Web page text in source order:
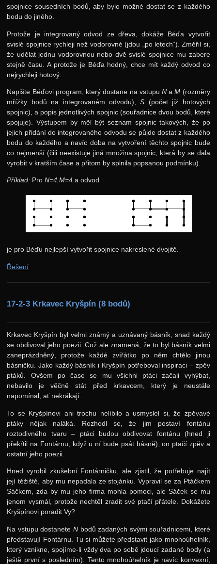
spojnice sousedních bodů, aby bylo možné dostat se z každého
bodu do jiného.
Protože je integrovaný odvod ze dřeva, dokáže Béďa vytvořit
svislé spojnice rychleji než vodorovné (jdou „po letech“). Změřil si,
že udělat jednu vodorovnou nebo dvě svislé spojnice mu zabere
stejně času. A protože je Béďa hodný, chce mít každý odvod co
nejrychleji hotový.
Napište Béďovi program, který dostane na vstupu NaM (rozměry
mřížky bodů na integrovaném odvodu),S (počet již hotových
spojnic), a popis jednotlivých spojnic (souřadnice dvou bodů, které
spojuje). Výstupem by měl být seznam spojnic takových, že po
jejich přidání do integrovaného odvodu se půjde dostat z každého
bodu do každého a navíc doba na vytvoření těchto spojnic bude
co nejmenší (čili neexistuje jiná množina spojnic, která by se dala
vyrobit v kratším čase a přitom by splnila popsanou podmínku).
Příklad: ProN=4,M=4 a odvod
je pro Béďu nejlepší vytvořit spojnice nakreslené dvojitě.
Řešení
17-2-3 Krkavec Kryšpín (8 bodů)
Krkavec Kryšpín byl velmi známý a uznávaný básník, snad každý
se obdivoval jeho poezii. Což ale znamená, že to byl básník velmi
zaneprázdněný, protože každé zvířátko po něm chtělo jinou
básničku. Jako každý básník i Kryšpín potřeboval inspiraci – zpěv
ptáků. Ovšem po čase se mu všichni ptáci začali vyhýbat,
nebavilo je věčně stát před krkavcem, který je neustále
napomínal, ať nekrákají.
To se Kryšpínovi ani trochu nelíbilo a usmyslel si, že zpěvavé
ptáky nějak naláká. Rozhodl se, že jim postaví fontánu
roztodivného tvaru – ptáci budou obdivovat fontánu (hned ji
překřtil na Fontárnu, když u ní bude psát básně), on ptačí zpěv a
ostatní jeho poezii.
Hned vyrobil zkušební Fontárničku, ale zjistil, že potřebuje najít
její těžiště, aby mu nepadala ze stojánku. Vypravil se za Ptáčkem
Sáčkem, zda by mu jeho firma mohla pomoci, ale Sáček se mu
jenom vysmál, protože nechtěl zradit své ptačí přátele. Dokážete
Kryšpínovi poradit Vy?
Na vstupu dostanete Nbodů zadaných svými souřadnicemi, které
představují Fontárnu. Tu si můžete představit jako mnohoúhelník,
který vznikne, spojíme-li vždy dva po sobě jdoucí zadané body (a
ještě první s posledním). Tento mnohoúhelník je navíc konvexní,